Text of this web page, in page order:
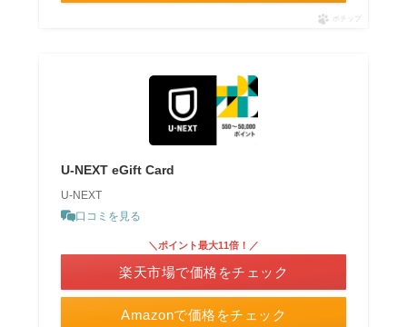
ポチップ
U-NEXT eGift Card
U-NEXT
口コミを見る
Amazonで価格をチェック
＼ポイント最大11倍！／
楽天市場で価格をチェック